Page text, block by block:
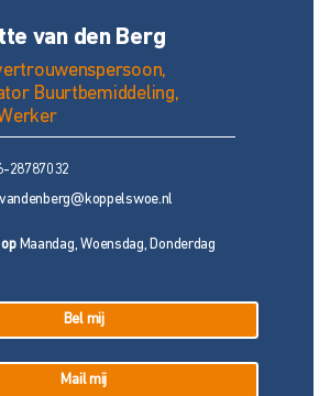
van den Berg
Buurtbemiddeling,
28787032
Maandag, Woensdag, Donderdag
Bel mij
Mail mij